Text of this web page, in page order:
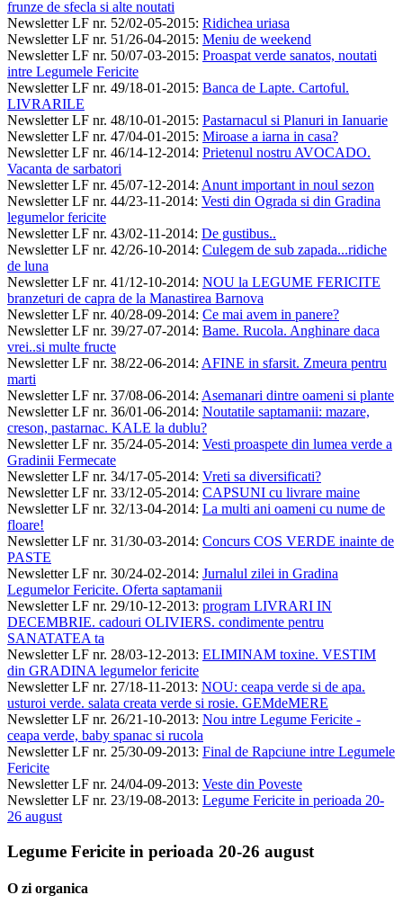
frunze de sfecla si alte noutati
Newsletter LF nr. 52/02-05-2015: Ridichea uriasa
Newsletter LF nr. 51/26-04-2015: Meniu de weekend
Newsletter LF nr. 50/07-03-2015: Proaspat verde sanatos, noutati
intre Legumele Fericite
Newsletter LF nr. 49/18-01-2015: Banca de Lapte. Cartoful.
LIVRARILE
Newsletter LF nr. 48/10-01-2015: Pastarnacul si Planuri in Ianuarie
Newsletter LF nr. 47/04-01-2015: Miroase a iarna in casa?
Newsletter LF nr. 46/14-12-2014: Prietenul nostru AVOCADO.
Vacanta de sarbatori
Newsletter LF nr. 45/07-12-2014: Anunt important in noul sezon
Newsletter LF nr. 44/23-11-2014: Vesti din Ograda si din Gradina
legumelor fericite
Newsletter LF nr. 43/02-11-2014: De gustibus..
Newsletter LF nr. 42/26-10-2014: Culegem de sub zapada...ridiche
de luna
Newsletter LF nr. 41/12-10-2014: NOU la LEGUME FERICITE
branzeturi de capra de la Manastirea Barnova
Newsletter LF nr. 40/28-09-2014: Ce mai avem in panere?
Newsletter LF nr. 39/27-07-2014: Bame. Rucola. Anghinare daca
vrei..si multe fructe
Newsletter LF nr. 38/22-06-2014: AFINE in sfarsit. Zmeura pentru
marti
Newsletter LF nr. 37/08-06-2014: Asemanari dintre oameni si plante
Newsletter LF nr. 36/01-06-2014: Noutatile saptamanii: mazare,
creson, pastarnac. KALE la dublu?
Newsletter LF nr. 35/24-05-2014: Vesti proaspete din lumea verde a
Gradinii Fermecate
Newsletter LF nr. 34/17-05-2014: Vreti sa diversificati?
Newsletter LF nr. 33/12-05-2014: CAPSUNI cu livrare maine
Newsletter LF nr. 32/13-04-2014: La multi ani oameni cu nume de
floare!
Newsletter LF nr. 31/30-03-2014: Concurs COS VERDE inainte de
PASTE
Newsletter LF nr. 30/24-02-2014: Jurnalul zilei in Gradina
Legumelor Fericite. Oferta saptamanii
Newsletter LF nr. 29/10-12-2013: program LIVRARI IN
DECEMBRIE. cadouri OLIVIERS. condimente pentru
SANATATEA ta
Newsletter LF nr. 28/03-12-2013: ELIMINAM toxine. VESTIM
din GRADINA legumelor fericite
Newsletter LF nr. 27/18-11-2013: NOU: ceapa verde si de apa.
usturoi verde. salata creata verde si rosie. GEMdeMERE
Newsletter LF nr. 26/21-10-2013: Nou intre Legume Fericite -
ceapa verde, baby spanac si rucola
Newsletter LF nr. 25/30-09-2013: Final de Rapciune intre Legumele
Fericite
Newsletter LF nr. 24/04-09-2013: Veste din Poveste
Newsletter LF nr. 23/19-08-2013: Legume Fericite in perioada 20-
26 august
Legume Fericite in perioada 20-26 august
O zi organica